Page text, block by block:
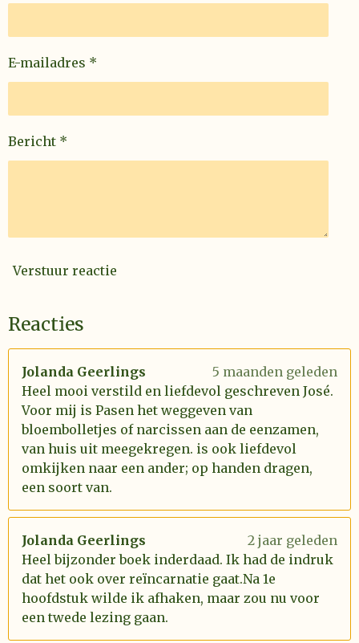
E-mailadres *
Bericht *
Verstuur reactie
Reacties
Jolanda Geerlings
5 maanden geleden
Heel mooi verstild en liefdevol geschreven José.
Voor mij is Pasen het weggeven van
bloembolletjes of narcissen aan de eenzamen,
van huis uit meegekregen. is ook liefdevol
omkijken naar een ander; op handen dragen,
een soort van.
Jolanda Geerlings
2 jaar geleden
Heel bijzonder boek inderdaad. Ik had de indruk
dat het ook over reïncarnatie gaat.Na 1e
hoofdstuk wilde ik afhaken, maar zou nu voor
een twede lezing gaan.